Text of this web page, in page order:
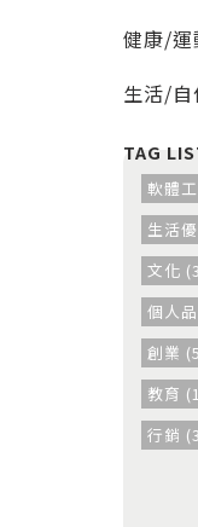
健康/
生活/
軟體
生活
文化
個人
創業
教育
行銷